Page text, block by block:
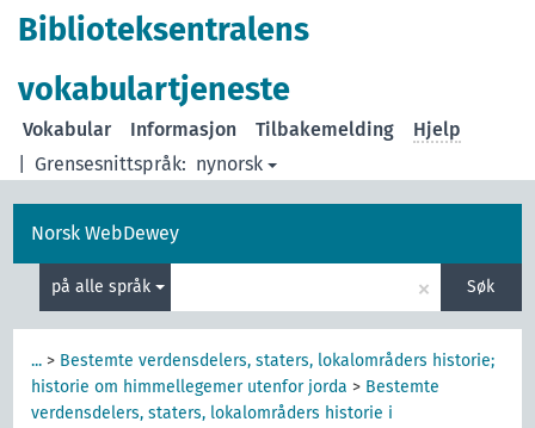
Biblioteksentralens
vokabulartjeneste
Grensesnittspråk: nynorsk
Vokabular Informasjon Tilbakemelding Hjelp
Norsk WebDewey
på alle språk × Søk
... > Bestemte verdensdelers, staters, lokalområders historie;
historie om himmellegemer utenfor jorda > Bestemte
verdensdelers, staters, lokalområders historie i